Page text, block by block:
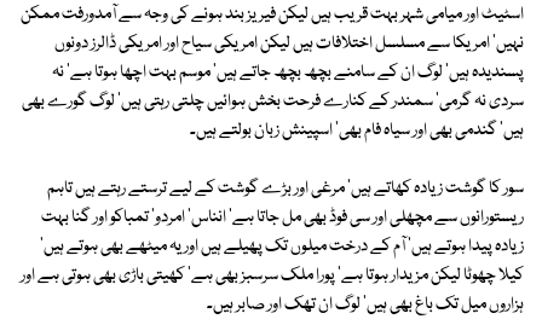
اسٹیٹ اور میامی شہر بہت قریب ہیں لیکن فیریز بند ہونے کی وجہ سے آمدورفت ممکن
نہیں' امریکا سے مسلسل اختلافات ہیں لیکن امریکی سیاح اور امریکی ڈالرز دونوں
پسندیدہ ہیں' لوگ ان کے سامنے بچھ بچھ جاتے ہیں' موسم بہت اچھا ہوتا ہے' نہ
سردی نہ گرمی' سمندر کے کنارے فرحت بخش ہوائیں چلتی رہتی ہیں' لوگ گورے بھی
ہیں' گندمی بھی اور سیاہ فام بھی' اسپینش زبان بولتے ہیں۔
سور کا گوشت زیادہ کھاتے ہیں' مرغی اور بڑے گوشت کے لیے ترستے رہتے ہیں تاہم
ریستورانوں سے مچھلی اور سی فوڈ بھی مل جاتا ہے' انناس' امردو' تمباکو اور گنا بہت
زیادہ پیدا ہوتے ہیں' آم کے درخت میلوں تک پھیلے ہیں اور یہ میٹھے بھی ہوتے ہیں'
کیلا چھوٹا لیکن مزیدار ہوتا ہے' پورا ملک سرسبز بھی ہے' کھیتی باڑی بھی ہوتی ہے اور
ہزاروں میل تک باغ بھی ہیں' لوگ ان تھک اور صابر ہیں۔